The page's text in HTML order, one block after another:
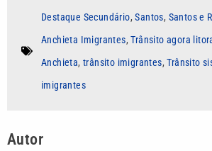
Destaque Secundário,Santos, Santos e
Anchieta Imigrantes,Trânsito agora
Anchieta,trânsito imigrantes,Trânsito
imigrantes
Autor